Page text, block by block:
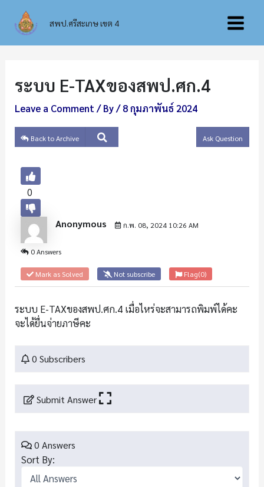
content
สพป.ศรีสะเกษ เขต 4
Main
ระบบ E-TAXของสพป.ศก.4
Leave a Comment/ By/8 กุมภาพันธ์ 2024
Back to Archive Ask Question
0
Anonymous ก.พ. 08, 2024 10:26 AM
0 Answers
Mark as Solved Not subscribe Flag(0)
ระบบ E-TAXของสพป.ศก.4 เมื่อไหร่จะสามารถพิมพ์ได้คะ
จะได้ยื่นจ่ายภาษีคะ
0 Subscribers
Submit Answer
0 Answers
Sort By: